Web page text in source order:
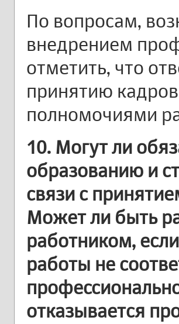
По вопросам,
внедрением
отметить, что
принятию
полномочиями
10. Могут ли
образованию и
связи с
Может ли быть
работником,
работы не
отказывается